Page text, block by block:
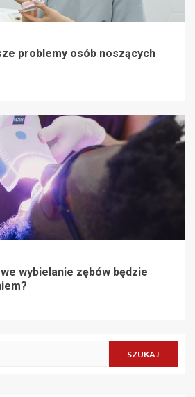
problemy osób noszących
wybielanie zębów będzie